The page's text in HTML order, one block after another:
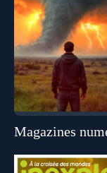
Magazines